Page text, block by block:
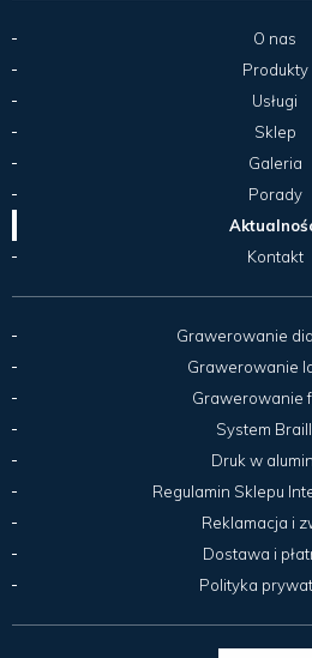
O nas
Produkty
Usługi
Sklep
Galeria
Porady
Kontakt
Grawerowanie
Grawerowanie
Grawerowanie
System
Druk w
Regulamin Sklepu
Reklamacja i
Dostawa i
Polityka